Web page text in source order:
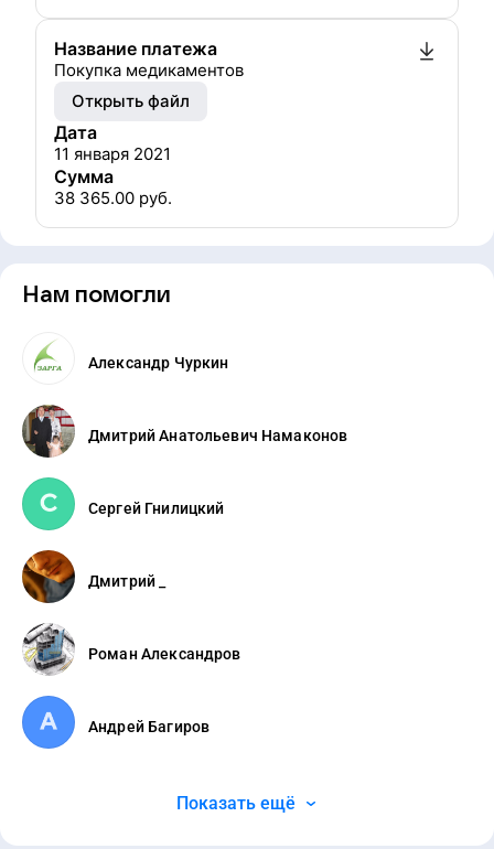
Название платежа
Покупка медикаментов
Открыть файл
Дата
11 января 2021
Сумма
38 365.00 руб.
Нам помогли
Александр Чуркин
Дмитрий Анатольевич Намаконов
Сергей Гнилицкий
Дмитрий _
Роман Александров
Андрей Багиров
Показать ещё